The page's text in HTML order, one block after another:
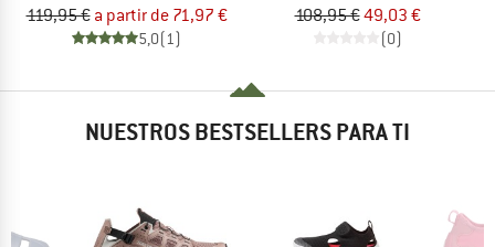
119,95 € a partir de 71,97 €
5,0(1)
108,95 €49,03 €
(0)
NUESTROS BESTSELLERS PARA TI